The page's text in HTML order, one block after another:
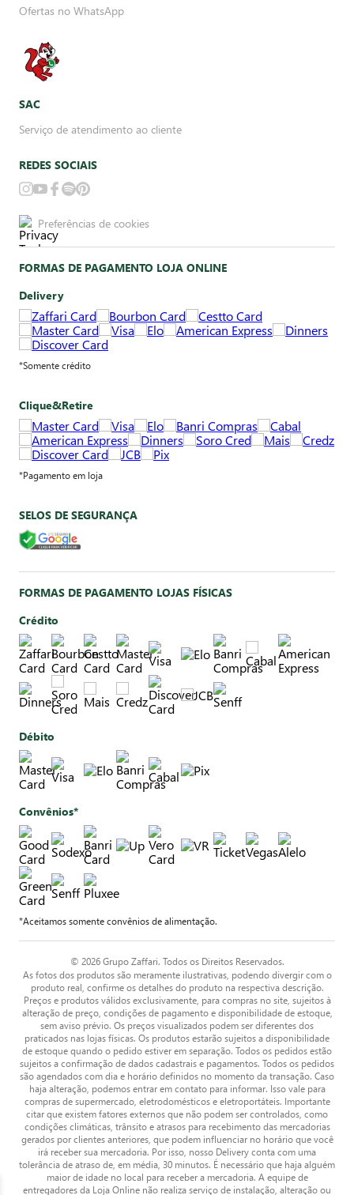
Ofertas no WhatsApp
SAC
Serviço de atendimento ao cliente
REDES SOCIAIS
Preferências de cookies
FORMAS DE PAGAMENTO LOJA ONLINE
Delivery
*Somente crédito
Clique&Retire
*Pagamento em loja
SELOS DE SEGURANÇA
FORMAS DE PAGAMENTO LOJAS FÍSICAS
Crédito
Débito
Convênios*
*Aceitamos somente convênios de alimentação.
© 2026 Grupo Zaffari. Todos os Direitos Reservados.
As fotos dos produtos são meramente ilustrativas, podendo divergir com o
produto real, confirme os detalhes do produto na respectiva descrição.
Preços e produtos válidos exclusivamente, para compras no site, sujeitos à
alteração de preço, condições de pagamento e disponibilidade de estoque,
sem aviso prévio. Os preços visualizados podem ser diferentes dos
praticados nas lojas físicas. Os produtos estarão sujeitos a disponibilidade
de estoque quando o pedido estiver em separação. Todos os pedidos estão
sujeitos a confirmação de dados cadastrais e pagamentos. Todos os pedidos
são agendados com dia e horário definidos no momento da transação. Caso
haja alteração, podemos entrar em contato para informar. Isso vale para
compras de supermercado, eletrodomésticos e eletroportáteis. Importante
citar que existem fatores externos que não podem ser controlados, como
condições climáticas, trânsito e atrasos para recebimento das mercadorias
gerados por clientes anteriores, que podem influenciar no horário que você
irá receber sua mercadoria. Por isso, nosso Delivery conta com uma
tolerância de atraso de, em média, 30 minutos. É necessário que haja alguém
maior de idade no local para receber a mercadoria. A equipe de
entregadores da Loja Online não realiza serviço de instalação, alteração ou